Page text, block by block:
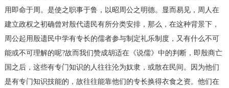
用即命于周。是使之职事于鲁，以昭周公之明德。显而易见，周人在
建立政权之初确曾对殷代遗民有所分类安排，那么，在这种背景下，
周公起用殷遗民中学有专长的儒者参与制定礼乐制度，又有什么不可
能或不可理解的呢?故而我们赞成胡适在《说儒》中的判断，即殷商亡
国之后，这些有专门知识的人往往沦为奴隶，或散在民间。因为他们
是有专门知识技能的，故往往能靠他们的专长换得衣食之资。他们在